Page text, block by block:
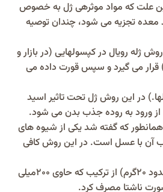
علت که مواد موثرهی ژل به خصوص
معده تجزیه می شود، چندان توصیه
ژله رویال در کپسولهایی (در بازار و
قرار می گیرد و سپس قورت داده می
در این روش ژل تحت تاثیر اسید
از ورود به روده جذب بدن می شود.
همانطور که گفته شد یکی از شیوه های
آن با عسل است. در این روش کافی
قاشق غذاخوری در روز (حدود ۲۰گرم) از ترکیب که حاوی ۲۰۰میلی
ناشتا مصرف کرد.